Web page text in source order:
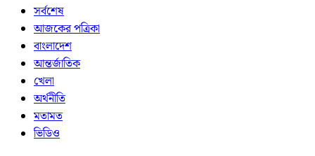
সর্বশেষ
আজকের পত্রিকা
বাংলাদেশ
আন্তর্জাতিক
খেলা
অর্থনীতি
মতামত
ভিডিও